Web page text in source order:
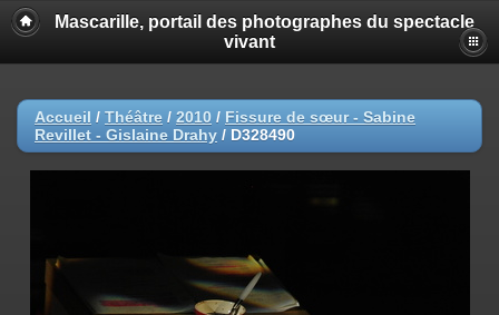
Mascarille, portail des photographes du spectacle
vivant
Accueil / Théâtre / 2010 / Fissure de sœur - Sabine
Revillet - Gislaine Drahy / D328490